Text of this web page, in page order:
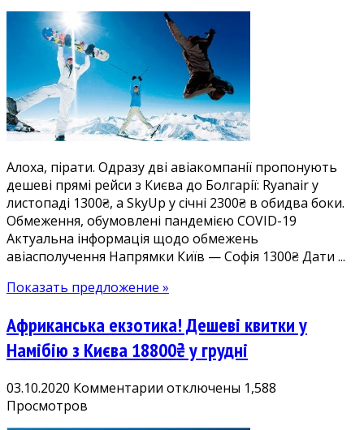
осіння
1300₴,
лижна
2300₴:
дешеві
квитки
—
Софія
у
листопаді-
січні
Алоха, пірати. Одразу дві авіакомпанії пропонують
дешеві прямі рейси з Києва до Болгарії: Ryanair у
листопаді 1300₴, а SkyUp у січні 2300₴ в обидва боки.
Обмеження, обумовлені пандемією COVID-19
Актуальна інформація щодо обмежень
авіасполучення Напрямки Київ — Софія 1300₴ Дати ...
Показать предложение »
Африканська екзотика! Дешеві квитки у
Намібію з Києва 18800₴ у грудні
03.10.2020 Комментарии котключены 1,588
Просмотров